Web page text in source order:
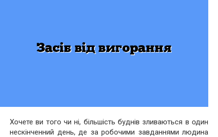
Хочете ви того чи ні, більшість буднів зливаються в один
нескінченний день, де за робочими завданнями людина